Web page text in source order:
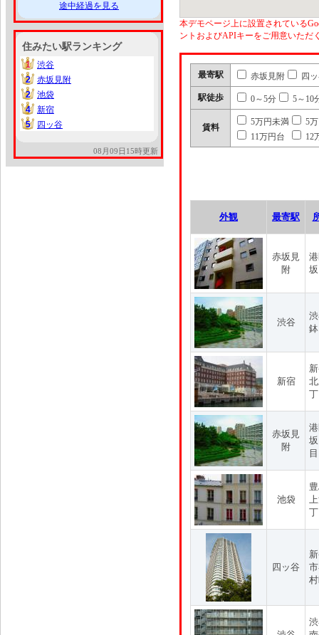
途中経過を見る
住みたい駅ランキング
1
1
渋谷
2
2
赤坂見附
2
2
池袋
4
4
新宿
5
5 四ッ谷
08月09日15時更新
本デモページ上に設置されている
ントおよびAPIキーをご用意いただ
最寄駅 赤坂見附 四
駅徒歩 0～5分 5～10
賃料
5万円未満
5
11万円台
12
外観 最寄駅
赤坂見
附
渋谷
新宿
赤坂見
附
目
池袋
四ッ谷